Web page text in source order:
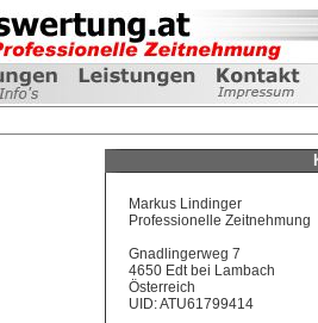
Markus Lindinger
Professionelle Zeitnehmung
Gnadlingerweg 7
4650 Edt bei Lambach
Österreich
UID: ATU61799414